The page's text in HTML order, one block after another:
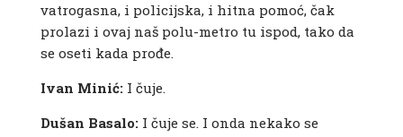
vatrogasna, i policijska, i hitna pomoć, čak
prolazi i ovaj naš polu-metro tu ispod, tako da
se oseti kada prođe.
Ivan Minić:I čuje.
Dušan Basalo:I čuje se. I onda nekako se